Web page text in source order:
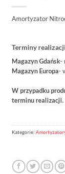
Amortyzator
Terminy realizacji
Magazyn Gdańsk-
Magazyn Europa-
W przypadku
terminu realizacji.
Kategorie: